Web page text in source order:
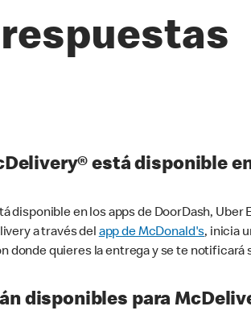
está disponible
disponible en los apps de DoorDash,
a través del app de McDonald's, inicia
donde quieres la entrega y se te notificará
disponibles para